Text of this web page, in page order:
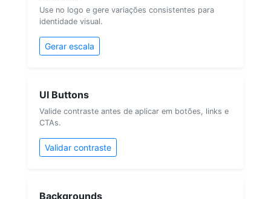
Use no logo e gere variações consistentes para
identidade visual.
Gerar escala
UI Buttons
Valide contraste antes de aplicar em botões, links e
CTAs.
Validar contraste
Backgrounds